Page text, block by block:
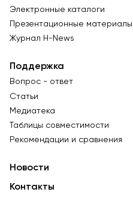
Электронные каталоги
Презентационные материалы
Журнал Н-News
Поддержка
Вопрос - ответ
Статьи
Медиатека
Таблицы совместимости
Рекомендации и сравнения
Новости
Контакты